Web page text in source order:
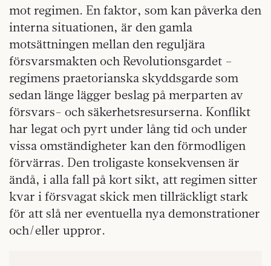
mot regimen. En faktor, som kan påverka den
interna situationen, är den gamla
motsättningen mellan den reguljära
försvarsmakten och Revolutionsgardet –
regimens praetorianska skyddsgarde som
sedan länge lägger beslag på merparten av
försvars- och säkerhetsresurserna. Konflikt
har legat och pyrt under lång tid och under
vissa omständigheter kan den förmodligen
förvärras. Den troligaste konsekvensen är
ändå, i alla fall på kort sikt, att regimen sitter
kvar i försvagat skick men tillräckligt stark
för att slå ner eventuella nya demonstrationer
och/eller uppror.